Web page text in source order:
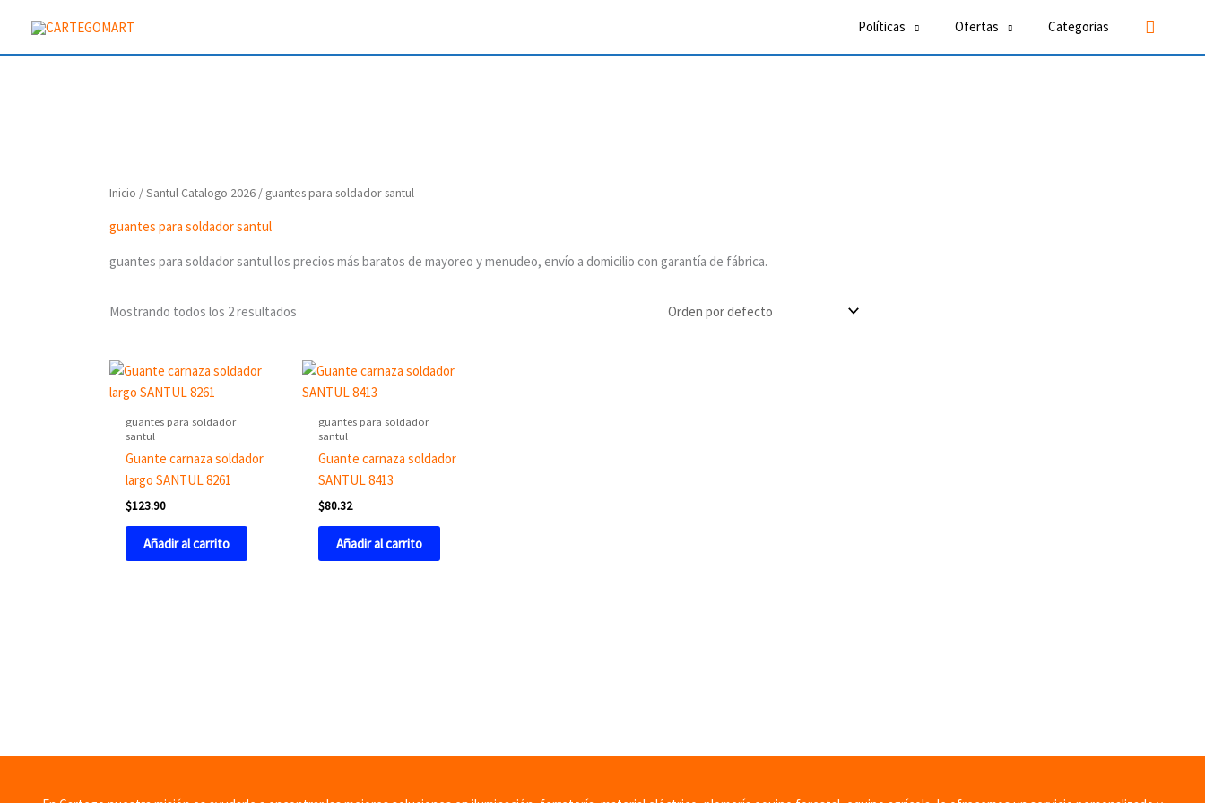
contenido
Políticas Ofertas Categorias Buscar
Inicio /Santul Catalogo 2026 / guantes para soldador santul
guantes para soldador santul
guantes para soldador santul los precios más baratos de mayoreo y menudeo, envío a domicilio con garantía de fábrica.
Mostrando todos los 2 resultados
guantes para soldador
santul
Guante carnaza soldador
largo SANTUL 8261
$123.90
Añadir al carrito
guantes para soldador
santul
Guante carnaza soldador
SANTUL 8413
$80.32
Añadir al carrito